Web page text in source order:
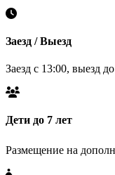
Заезд / Выезд
Заезд с 13:00, выезд
Дети до 7 лет
Размещение на